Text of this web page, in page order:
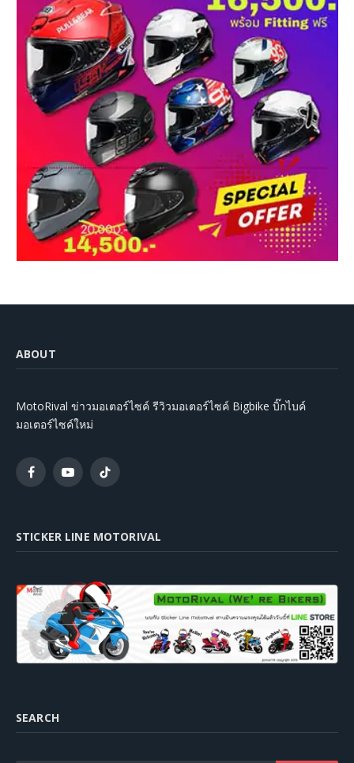
ABOUT
MotoRival ข่าวมอเตอร์ไซค์ รีวิวมอเตอร์ไซค์ Bigbike บิ๊กไบค์
มอเตอร์ไซค์ใหม่
FacebookYouTubeTikTok
STICKER LINE MOTORIVAL
SEARCH